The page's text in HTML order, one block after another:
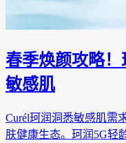
春季焕颜攻略
敏感肌‌
Curél珂润洞悉敏感肌需
肤健康生态。珂润5G轻